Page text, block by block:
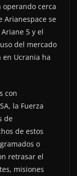
operando cerca
Arianespace se
5 y el
del mercado
Ucrania ha
con
la Fuerza
de
de estos
o
retrasar el
misiones